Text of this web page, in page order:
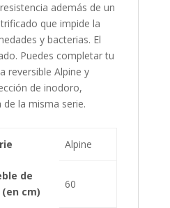
además de un
que impide la
y bacterias. El
Puedes completar tu
reversible Alpine y
de inodoro,
la misma serie.
Alpine
de
cm)
60